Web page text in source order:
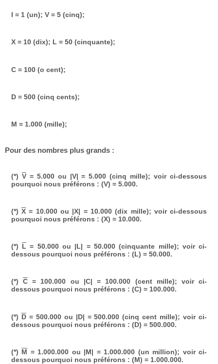
I = 1 (un); V = 5 (cinq);
X = 10 (dix); L = 50 (cinquante);
C = 100 (o cent);
D = 500 (cinq cents);
M = 1.000 (mille);
Pour des nombres plus grands :
(*) V= 5.000 ou |V| = 5.000 (cinq mille); voir ci-dessous
pourquoi nous préférons : (V) = 5.000.
(*)X = 10.000 ou |X| = 10.000 (dix mille); voir ci-dessous
pourquoi nous préférons : (X) = 10.000.
(*) L = 50.000 ou |L| = 50.000 (cinquante mille); voir ci-
dessous pourquoi nous préférons : (L) = 50.000.
(*)C = 100.000 ou |C| = 100.000 (cent mille); voir ci-
dessous pourquoi nous préférons : (C) = 100.000.
(*) D= 500.000 ou |D| = 500.000 (cinq cent mille); voir ci-
dessous pourquoi nous préférons : (D) = 500.000.
(*) M = 1.000.000 ou |M| = 1.000.000 (un million); voir ci-
dessous pourquoi nous préférons : (M) = 1.000.000.